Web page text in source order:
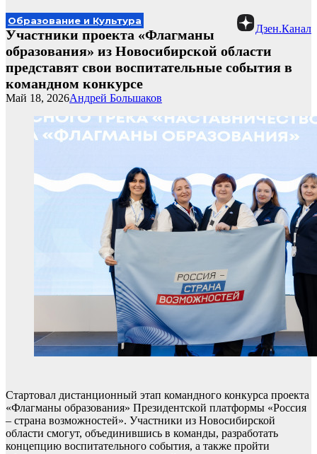
Образование и Культура
Дзен.Канал
Участники проекта «Флагманы
образования» из Новосибирской области
представят свои воспитательные события в
командном конкурсе
Андрей Большаков
Май 18, 2026
Стартовал дистанционный этап командного конкурса проекта
«Флагманы образования» Президентской платформы «Россия
– страна возможностей». Участники из Новосибирской
области смогут, объединившись в команды, разработать
концепцию воспитательного события, а также пройти